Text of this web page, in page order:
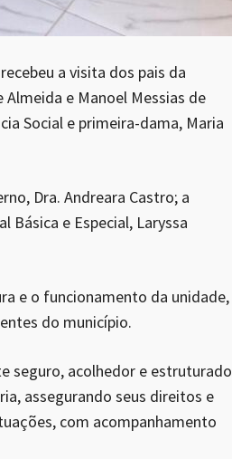
a visita dos pais da
Almeida e Manoel Messias de
Social e primeira-dama, Maria
Dra. Andreara Castro; a
Básica e Especial, Laryssa
e o funcionamento da unidade,
do município.
seguro, acolhedor e estruturado
assegurando seus direitos e
com acompanhamento